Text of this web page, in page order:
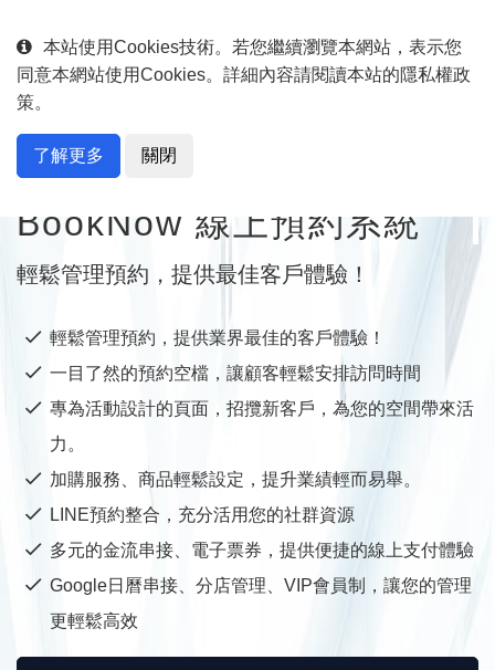
本站使用Cookies技術。若您繼續瀏覽本網站，表示您
同意本網站使用Cookies。詳細內容請閱讀本站的隱私權政
策。
了解更多 關閉
專為展覽、餐廳等量身打造
BookNow 線上預約系統
輕鬆管理預約，提供最佳客戶體驗！
輕鬆管理預約，提供業界最佳的客戶體驗！
一目了然的預約空檔，讓顧客輕鬆安排訪問時間
專為活動設計的頁面，招攬新客戶，為您的空間帶來活
力。
加購服務、商品輕鬆設定，提升業績輕而易舉。
LINE預約整合，充分活用您的社群資源
多元的金流串接、電子票券，提供便捷的線上支付體驗
Google日曆串接、分店管理、VIP會員制，讓您的管理
更輕鬆高效